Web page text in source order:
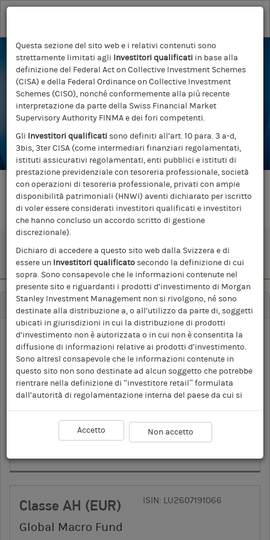
Torna alla selezione dei Comparti
Morgan Stanley
Investment Funds
TIPOLOGIA DI CONTENUTO:
Filtra per Reimposta
ABSOLUTE RETURN(9)
Classe A ISIN: LU2607190928
Global Macro Fund
NAV GIORNALIERO
17,91 Dollaro
USA
Documenti
Classe AH (EUR) ISIN: LU2607191066
Global Macro Fund
Questa sezione del sito web e i relativi contenuti sono
strettamente limitati agli Investitori qualificati in base alla
definizione del Federal Act on Collective Investment Schemes
(CISA) e della Federal Ordinance on Collective Investment
Schemes (CISO), nonché conformemente alla più recente
interpretazione da parte della Swiss Financial Market
Supervisory Authority FINMA e dei fori competenti.
Gli Investitori qualificati sono definiti all’art. 10 para. 3 a-d,
3bis, 3ter CISA (come intermediari finanziari regolamentati,
istituti assicurativi regolamentati, enti pubblici e istituti di
prestazione previdenziale con tesoreria professionale, società
con operazioni di tesoreria professionale, privati con ampie
disponibilità patrimoniali (HNWI) aventi dichiarato per iscritto
di voler essere considerati investitori qualificati e investitori
che hanno concluso un accordo scritto di gestione
discrezionale).
Dichiaro di accedere a questo sito web dalla Svizzera e di
essere un Investitori qualificato secondo la definizione di cui
sopra. Sono consapevole che le informazioni contenute nel
presente sito e riguardanti i prodotti d’investimento di Morgan
Stanley Investment Management non si rivolgono, né sono
destinate alla distribuzione a, o all’utilizzo da parte di, soggetti
ubicati in giurisdizioni in cui la distribuzione di prodotti
d’investimento non è autorizzata o in cui non è consentita la
diffusione di informazioni relative ai prodotti d’investimento.
Sono altresì consapevole che le informazioni contenute in
questo sito non sono destinate ad alcun soggetto che potrebbe
rientrare nella definizione di “investitore retail” formulata
dall’autorità di regolamentazione interna del paese da cui si
presente sito non rappresentano un’offerta di vendita o una
sollecitazione di un’offerta ad acquistare alcun prodotto
d’investimento, né tali prodotti d’investimento possono essere
d’investimento è disponibile nel prospetto informativo di
Stanley Investment Management non fornisce alcuna
Accetto Non accetto